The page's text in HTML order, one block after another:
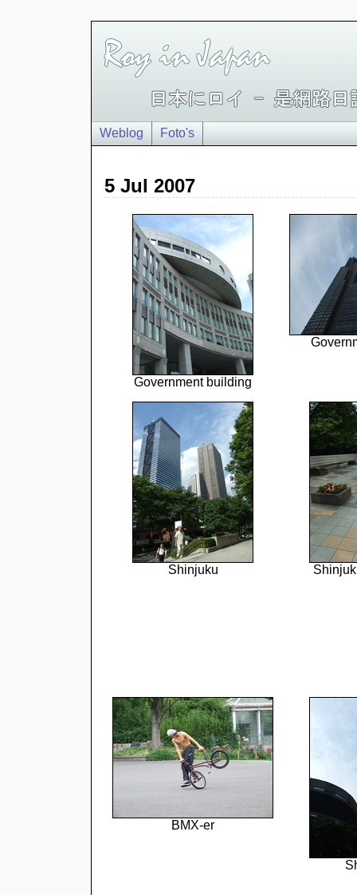
Weblog Foto's
5 Jul 2007
Government building
Shinjuku
BMX-er